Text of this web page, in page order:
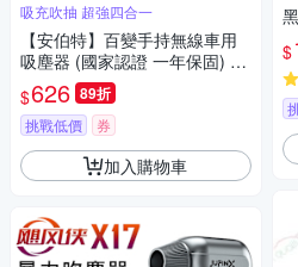
吸充吹抽 超強四合一
【安伯特】百變手持無線車用
吸塵器 (國家認證 一年保固) 吸
充吹抽四合一 除塵 抽真空 車家
兩用
$626 89折
挑戰低價 券
加入購物車
$